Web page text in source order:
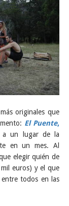
originales que
El Puente,
a un lugar de la
en un mes. Al
elegir quién de
mil euros) y el que
todos en las